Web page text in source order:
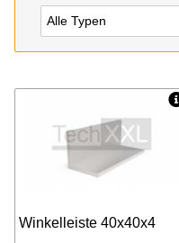
Alle Typen
Winkelleiste 40x40x4